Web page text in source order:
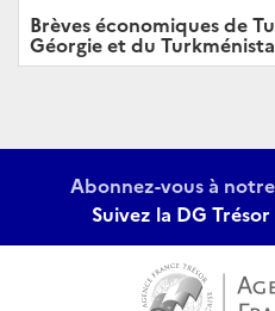
Brèves économiques de
Géorgie et du
Abonnez-vous à
Suivez la DG Trésor